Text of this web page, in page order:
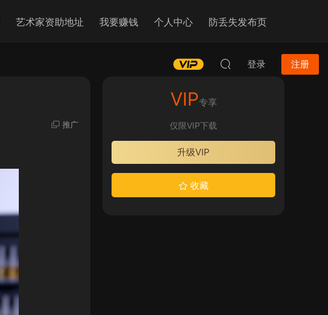
艺术家资助地址 我要赚钱 个人中心 防丢失发布页
登录 注册
推广
VIP专享
仅限VIP下载
升级VIP
收藏